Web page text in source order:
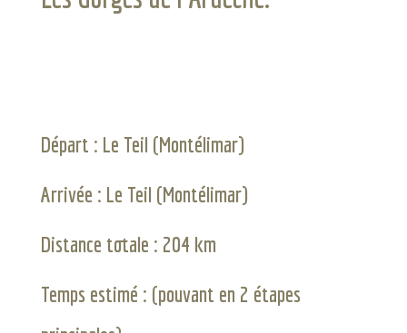
Départ : Le Teil (Montélimar)
Arrivée : Le Teil (Montélimar)
Distance totale : 204 km
Temps estimé : (pouvant en 2 étapes